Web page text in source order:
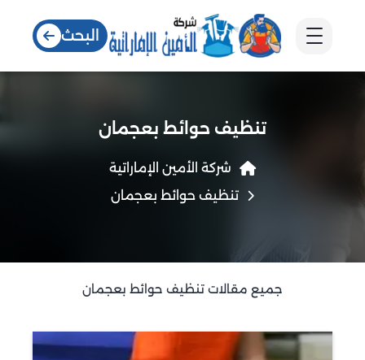
البحث
تنظيف حوائط بعجمان
شركة الأمين الإماراتية
تنظيف حوائط بعجمان
جميع مقالات تنظيف حوائط بعجمان